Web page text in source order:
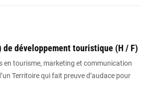
de développement touristique (H / F)
en tourisme, marketing et communication
Territoire qui fait preuve d’audace pour